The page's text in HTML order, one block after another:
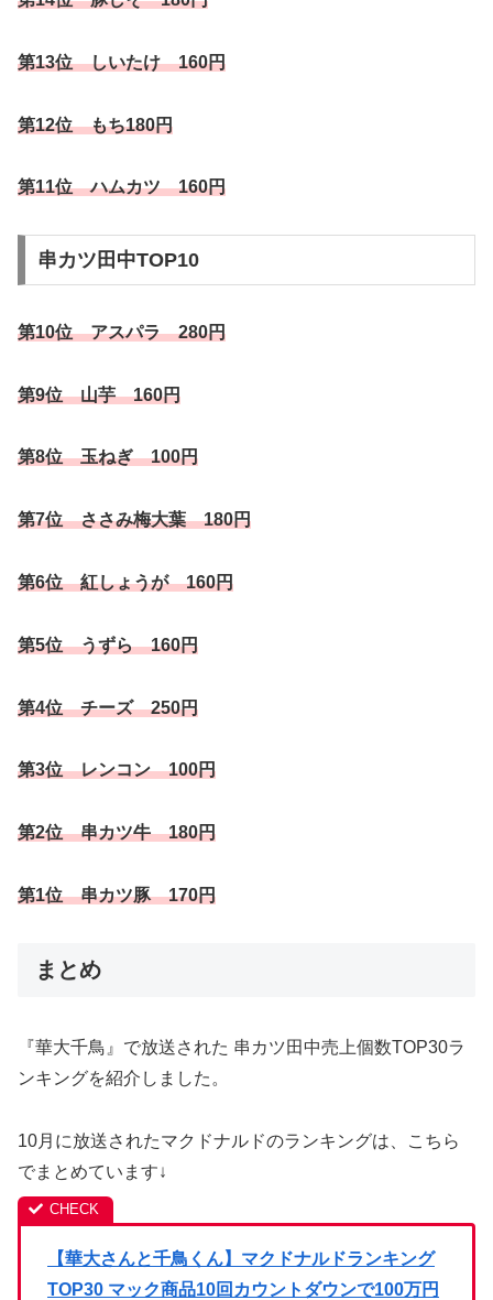
第13位 しいたけ 160円
第12位 もち180円
第11位 ハムカツ 160円
串カツ田中TOP10
第10位 アスパラ 280円
第9位 山芋 160円
第8位 玉ねぎ 100円
第7位 ささみ梅大葉 180円
第6位 紅しょうが 160円
第5位 うずら 160円
第4位 チーズ 250円
第3位 レンコン 100円
第2位 串カツ牛 180円
第1位 串カツ豚 170円
まとめ
『華大千鳥』で放送された 串カツ田中売上個数TOP30ラ
ンキングを紹介しました。
10月に放送されたマクドナルドのランキングは、こちら
でまとめています↓
【華大さんと千鳥くん】マクドナルドランキング
TOP30 マック商品10回カウントダウンで100万円